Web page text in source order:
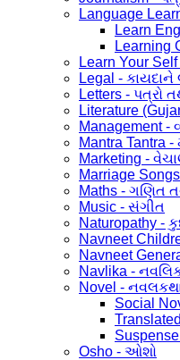
Language
Learn
Learning
Learn Your
Legal -
Letters - પત્રો
Literature
Management
Mantra Tantra
Marketing -
Marriage
Maths - ગણિત
Music - સંગીત
Naturopathy -
Navneet
Navneet
Navlika -
Novel -
Social
Osho - ઓશો